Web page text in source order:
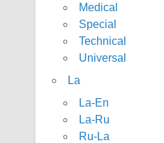
Medical
Special
Technical
Universal
La
La-En
La-Ru
Ru-La